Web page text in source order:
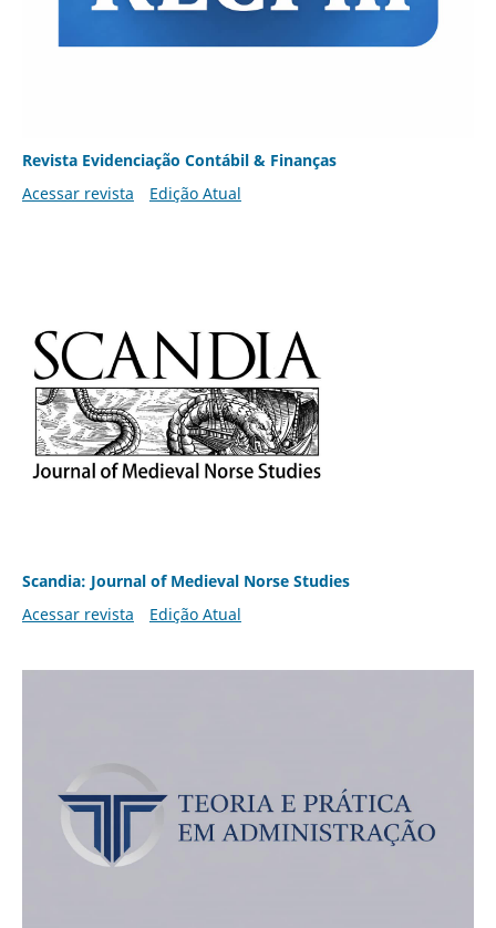
Revista Evidenciação Contábil & Finanças
Acessar revista
Edição Atual
Scandia: Journal of Medieval Norse Studies
Acessar revista
Edição Atual